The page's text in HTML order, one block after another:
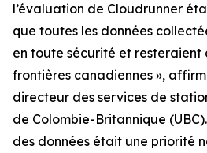
l’évaluation de Cloudrunner
que toutes les données
en toute sécurité et resteraient
frontières canadiennes »,
directeur des services de
de Colombie-Britannique
des données était une priorité